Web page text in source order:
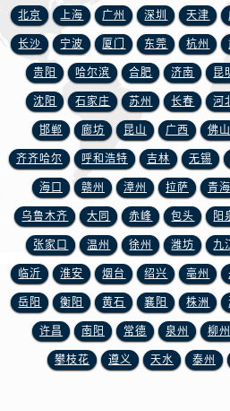
北京 上海 广州 深圳 天津
长沙 宁波 厦门 东莞 杭州
贵阳 哈尔滨 合肥 济南 昆
沈阳 石家庄 苏州 长春 河
邯郸 廊坊 昆山 广西 佛山
齐齐哈尔 呼和浩特 吉林 无锡
海口 赣州 漳州 拉萨 青海
乌鲁木齐 大同 赤峰 包头 阳
张家口 温州 徐州 潍坊 九
临沂 淮安 烟台 绍兴 亳州
岳阳 衡阳 黄石 襄阳 株洲
许昌 南阳 常德 泉州 柳州
攀枝花 遵义 天水 泰州